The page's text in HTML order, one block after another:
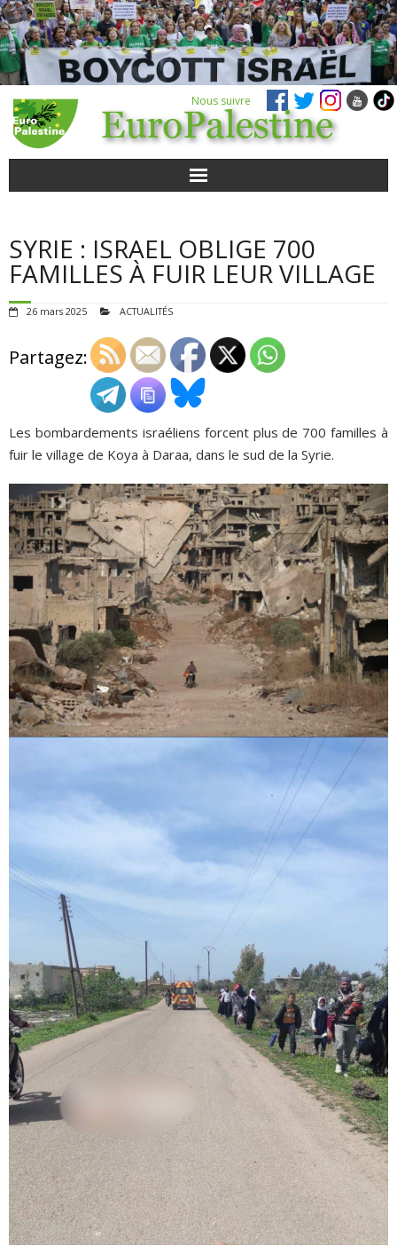
Nous suivre
POUR AGIR
QUI SOMMES-NOUS ?
ADHÉSIONS, DONS, CONTACT
SYRIE : ISRAEL OBLIGE 700
FAMILLES À FUIR LEUR VILLAGE
26 mars 2025 ACTUALITÉS
Partagez:
Les bombardements israéliens forcent plus de 700 familles à
fuir le village de Koya à Daraa, dans le sud de la Syrie.